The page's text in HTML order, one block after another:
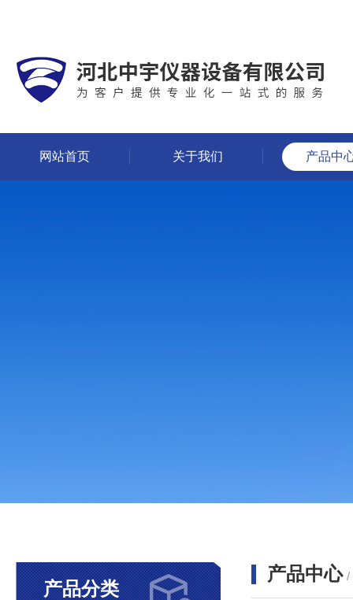
网站首页 关于我们 产品中
产品分类
产品中心 /